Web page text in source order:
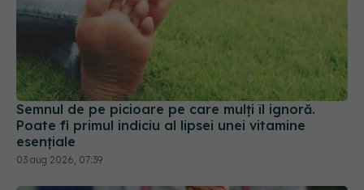
Semnul de pe picioare pe care mulți îl ignoră.
Poate fi primul indiciu al lipsei unei vitamine
esențiale
03 aug 2026, 07:39